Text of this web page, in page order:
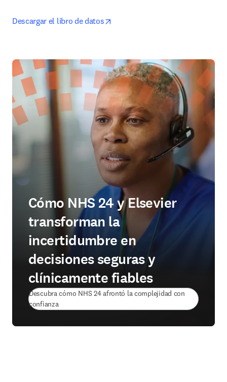
Descargar el libro de datos
Cómo NHS 24 y Elsevier
transforman la
incertidumbre en
decisiones seguras y
clínicamente fiables
Descubra cómo NHS 24 afrontó la complejidad con
confianza(